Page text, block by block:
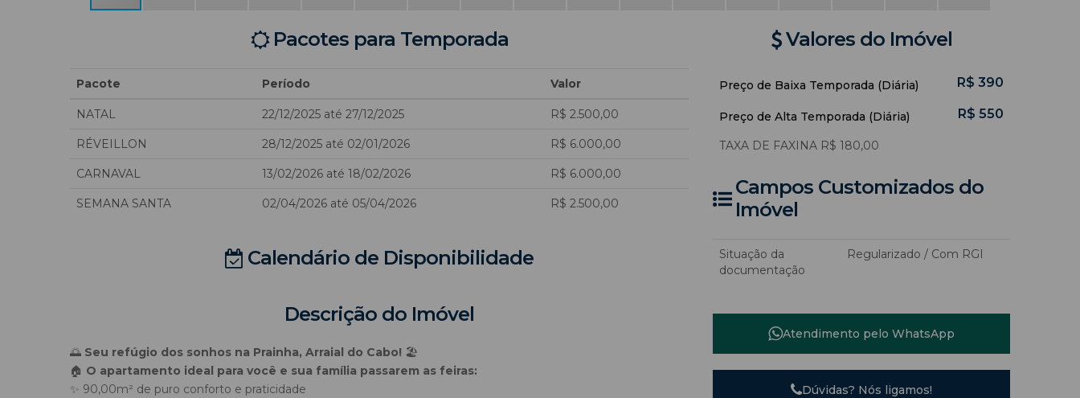
Pacotes para Temporada
Pacote Período Valor
NATAL 22/12/2025 até 27/12/2025 R$ 2.500,00
RÉVEILLON 28/12/2025 até 02/01/2026 R$ 6.000,00
CARNAVAL 13/02/2026 até 18/02/2026 R$ 6.000,00
SEMANA SANTA 02/04/2026 até 05/04/2026 R$ 2.500,00
Calendário de Disponibilidade
Descrição do Imóvel
🌅 Seu refúgio dos sonhos na Prainha, Arraial do Cabo! 🏖️
🏠 O apartamento ideal para você e sua família passarem as feiras:
✨ 90,00m² de puro conforto e praticidade
Valores do Imóvel
R$ 390
Preço de Baixa Temporada (Diária)
R$ 550
Preço de Alta Temporada (Diária)
TAXA DE FAXINA R$ 180,00
Campos Customizados do
Imóvel
Situação da
documentação
Regularizado / Com RGI
Atendimento pelo WhatsApp
Dúvidas? Nós ligamos!